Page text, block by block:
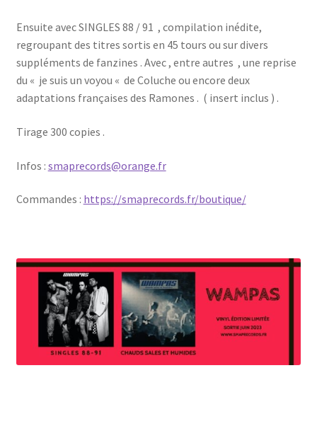
Ensuite avec SINGLES 88 / 91 , compilation inédite,
regroupant des titres sortis en 45 tours ou sur divers
suppléments de fanzines . Avec , entre autres , une reprise
du « je suis un voyou « de Coluche ou encore deux
adaptations françaises des Ramones . ( insert inclus ) .
Tirage 300 copies .
Infos : smaprecords@orange.fr
Commandes : https://smaprecords.fr/boutique/